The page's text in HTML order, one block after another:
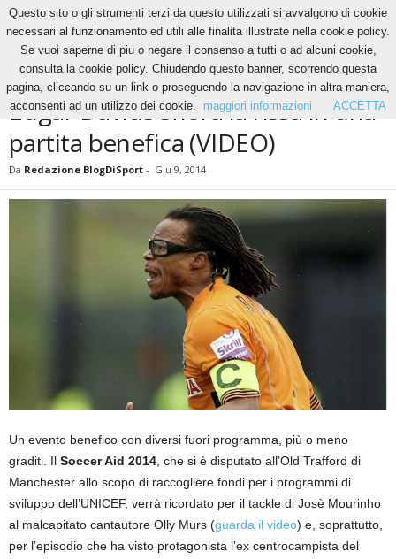
News Edgar Davids sfiora la rissa in una partita benefica (VIDEO)
NEWS
Edgar Davids sfiora la rissa in una
partita benefica (VIDEO)
Da Redazione BlogDiSport - Giu 9, 2014
Un evento benefico con diversi fuori programma, più o meno
graditi. Il Soccer Aid 2014 , che si è disputato all’Old Trafford di
Manchester allo scopo di raccogliere fondi per i programmi di
sviluppo dell’UNICEF, verrà ricordato per il tackle di Josè Mourinho
al malcapitato cantautore Olly Murs (guarda il video) e, soprattutto,
per l’episodio che ha visto protagonista l’ex centrocampista del
Questo sito o gli strumenti terzi da questo utilizzati si avvalgono di cookie
necessari al funzionamento ed utili alle finalita illustrate nella cookie policy.
Se vuoi saperne di piu o negare il consenso a tutti o ad alcuni cookie,
consulta la cookie policy. Chiudendo questo banner, scorrendo questa
pagina, cliccando su un link o proseguendo la navigazione in altra maniera,
acconsenti ad un utilizzo dei cookie.
maggiori informazioni ACCETTA